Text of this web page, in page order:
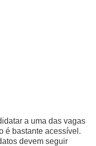
a uma das vagas
é bastante acessível.
devem seguir